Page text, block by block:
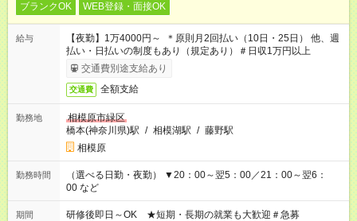
ブランクOK
WEB登録・面接OK
給与
【夜勤】1万4000円～ ＊原則月2回払い（10日・25日） 他、週
払い・日払いの制度もあり（規定あり）＃日収1万円以上
交通費別途支給あり
交通費 全額支給
勤務地
相模原市緑区
橋本(神奈川県)駅 / 相模湖駅 / 藤野駅
相模原
勤務時間
（選べる日勤・夜勤） ▼20：00～翌5：00／21：00～翌6：
00 など
期間 研修後即日～OK ★短期・長期の就業も大歓迎＃急募